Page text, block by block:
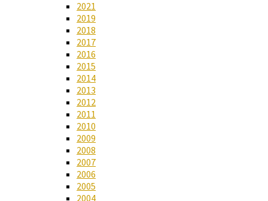
2021
2019
2018
2017
2016
2015
2014
2013
2012
2011
2010
2009
2008
2007
2006
2005
2004